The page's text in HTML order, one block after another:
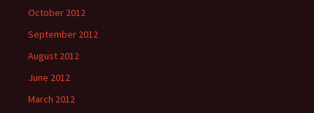
October 2012
September 2012
August 2012
June 2012
March 2012